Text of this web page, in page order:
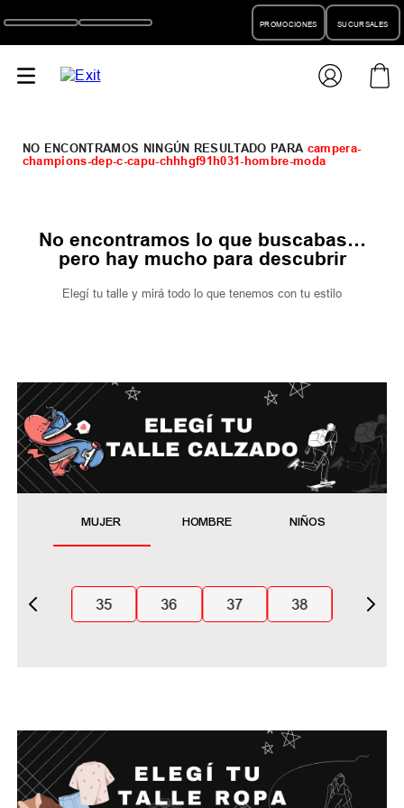
PROMOCIONES SUCURSALES
campera-
champions-dep-c-capu-chhhgf91h031-hombre-moda
No encontramos lo que buscabas…
pero hay mucho para descubrir
Elegí tu talle y mirá todo lo que tenemos con tu estilo
MUJER HOMBRE NIÑOS
35 36 37 38